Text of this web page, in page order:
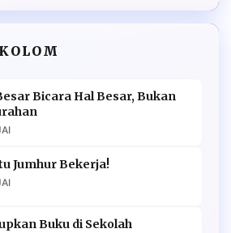
Bicara Hal Besar, Bukan
Jumhur Bekerja!
Buku di Sekolah